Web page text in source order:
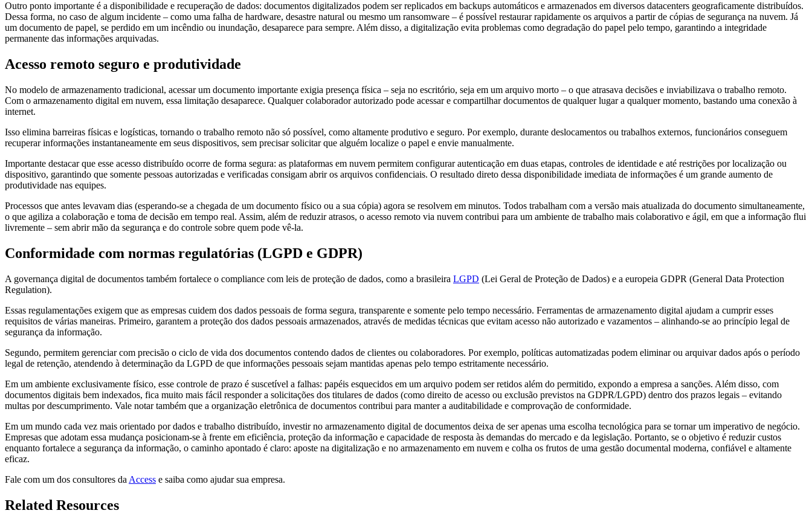
Outro ponto importante é a disponibilidade e recuperação de dados: documentos digitalizados podem ser replicados em backups automáticos e armazenados em diversos datacenters geograficamente distribuídos.
Dessa forma, no caso de algum incidente – como uma falha de hardware, desastre natural ou mesmo um ransomware – é possível restaurar rapidamente os arquivos a partir de cópias de segurança na nuvem. Já
um documento de papel, se perdido em um incêndio ou inundação, desaparece para sempre. Além disso, a digitalização evita problemas como degradação do papel pelo tempo, garantindo a integridade
permanente das informações arquivadas.
Acesso remoto seguro e produtividade
No modelo de armazenamento tradicional, acessar um documento importante exigia presença física – seja no escritório, seja em um arquivo morto – o que atrasava decisões e inviabilizava o trabalho remoto.
Com o armazenamento digital em nuvem, essa limitação desaparece. Qualquer colaborador autorizado pode acessar e compartilhar documentos de qualquer lugar a qualquer momento, bastando uma conexão à
internet.
Isso elimina barreiras físicas e logísticas, tornando o trabalho remoto não só possível, como altamente produtivo e seguro. Por exemplo, durante deslocamentos ou trabalhos externos, funcionários conseguem
recuperar informações instantaneamente em seus dispositivos, sem precisar solicitar que alguém localize o papel e envie manualmente.
Importante destacar que esse acesso distribuído ocorre de forma segura: as plataformas em nuvem permitem configurar autenticação em duas etapas, controles de identidade e até restrições por localização ou
dispositivo, garantindo que somente pessoas autorizadas e verificadas consigam abrir os arquivos confidenciais. O resultado direto dessa disponibilidade imediata de informações é um grande aumento de
produtividade nas equipes.
Processos que antes levavam dias (esperando-se a chegada de um documento físico ou a sua cópia) agora se resolvem em minutos. Todos trabalham com a versão mais atualizada do documento simultaneamente,
o que agiliza a colaboração e toma de decisão em tempo real. Assim, além de reduzir atrasos, o acesso remoto via nuvem contribui para um ambiente de trabalho mais colaborativo e ágil, em que a informação flui
livremente – sem abrir mão da segurança e do controle sobre quem pode vê-la.
Conformidade com normas regulatórias (LGPD e GDPR)
A governança digital de documentos também fortalece o compliance com leis de proteção de dados, como a brasileira LGPD (Lei Geral de Proteção de Dados) e a europeia GDPR (General Data Protection
Regulation).
Essas regulamentações exigem que as empresas cuidem dos dados pessoais de forma segura, transparente e somente pelo tempo necessário. Ferramentas de armazenamento digital ajudam a cumprir esses
requisitos de várias maneiras. Primeiro, garantem a proteção dos dados pessoais armazenados, através de medidas técnicas que evitam acesso não autorizado e vazamentos – alinhando-se ao princípio legal de
segurança da informação.
Segundo, permitem gerenciar com precisão o ciclo de vida dos documentos contendo dados de clientes ou colaboradores. Por exemplo, políticas automatizadas podem eliminar ou arquivar dados após o período
legal de retenção, atendendo à determinação da LGPD de que informações pessoais sejam mantidas apenas pelo tempo estritamente necessário.
Em um ambiente exclusivamente físico, esse controle de prazo é suscetível a falhas: papéis esquecidos em um arquivo podem ser retidos além do permitido, expondo a empresa a sanções. Além disso, com
documentos digitais bem indexados, fica muito mais fácil responder a solicitações dos titulares de dados (como direito de acesso ou exclusão previstos na GDPR/LGPD) dentro dos prazos legais – evitando
multas por descumprimento. Vale notar também que a organização eletrônica de documentos contribui para manter a auditabilidade e comprovação de conformidade.
Em um mundo cada vez mais orientado por dados e trabalho distribuído, investir no armazenamento digital de documentos deixa de ser apenas uma escolha tecnológica para se tornar um imperativo de negócio.
Empresas que adotam essa mudança posicionam-se à frente em eficiência, proteção da informação e capacidade de resposta às demandas do mercado e da legislação. Portanto, se o objetivo é reduzir custos
enquanto fortalece a segurança da informação, o caminho apontado é claro: aposte na digitalização e no armazenamento em nuvem e colha os frutos de uma gestão documental moderna, confiável e altamente
eficaz.
Fale com um dos consultores da Access e saiba como ajudar sua empresa.
Related Resources